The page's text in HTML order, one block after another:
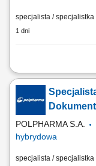
specjalista / specjalistka
1 dni
w ramach
biomarkers in early
finansowany przez
TRANSMED I . DO
STANOWISKU BĘDZIE
POLPHARMA S.A.
hybrydowa
specjalista / specjalistka